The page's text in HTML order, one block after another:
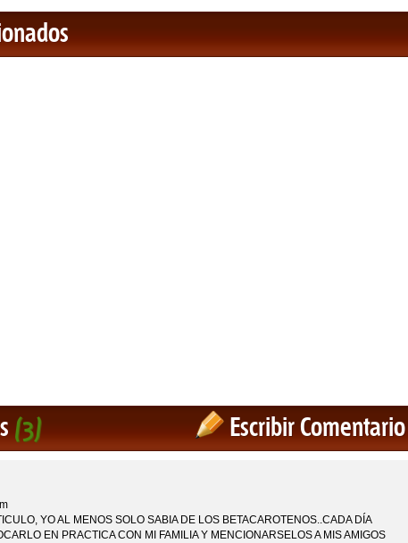
Escribir Comentario
(3)
YO AL MENOS SOLO SABIA DE LOS BETACAROTENOS..CADA DÍA
EN PRACTICA CON MI FAMILIA Y MENCIONARSELOS A MIS AMIGOS